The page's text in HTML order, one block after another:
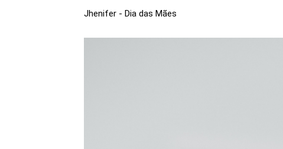
Jhenifer - Dia das Mães